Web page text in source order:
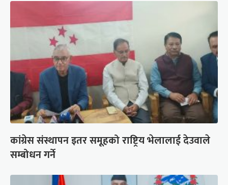
कांग्रेस संस्थापन इतर समूहको राष्ट्रिय भेलालाई देउवाले
सम्बोधन गर्ने